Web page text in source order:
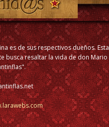
es de sus respectivos dueños. Esta
busca resaltar la vida de don Mario